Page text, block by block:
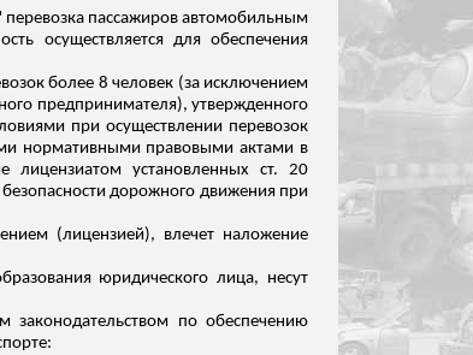
перевозка пассажиров автомобильным
осуществляется для обеспечения
более 8 человек (за исключением
предпринимателя), утвержденного
при осуществлении перевозок
нормативными правовыми актами в
лицензиатом установленных ст. 20
дорожного движения при
(лицензией), влечет наложение
юридического лица, несут
законодательством по обеспечению